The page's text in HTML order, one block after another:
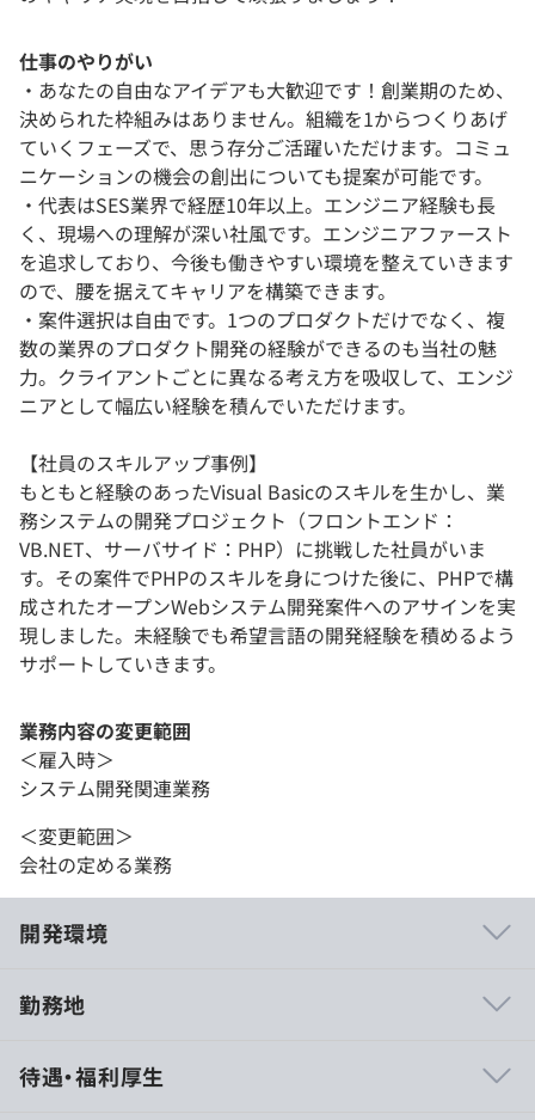
仕事のやりがい
・あなたの自由なアイデアも大歓迎です！創業期のため、
決められた枠組みはありません。組織を1からつくりあげ
ていくフェーズで、思う存分ご活躍いただけます。コミュ
ニケーションの機会の創出についても提案が可能です。
・代表はSES業界で経歴10年以上。エンジニア経験も長
く、現場への理解が深い社風です。エンジニアファースト
を追求しており、今後も働きやすい環境を整えていきます
ので、腰を据えてキャリアを構築できます。
・案件選択は自由です。1つのプロダクトだけでなく、複
数の業界のプロダクト開発の経験ができるのも当社の魅
力。クライアントごとに異なる考え方を吸収して、エンジ
ニアとして幅広い経験を積んでいただけます。
【社員のスキルアップ事例】
もともと経験のあったVisual Basicのスキルを生かし、業
務システムの開発プロジェクト（フロントエンド：
VB.NET、サーバサイド：PHP）に挑戦した社員がいま
す。その案件でPHPのスキルを身につけた後に、PHPで構
成されたオープンWebシステム開発案件へのアサインを実
現しました。未経験でも希望言語の開発経験を積めるよう
サポートしていきます。
業務内容の変更範囲
＜雇入時＞
システム開発関連業務
＜変更範囲＞
会社の定める業務
開発環境
す！
勤務地
待遇・福利厚生